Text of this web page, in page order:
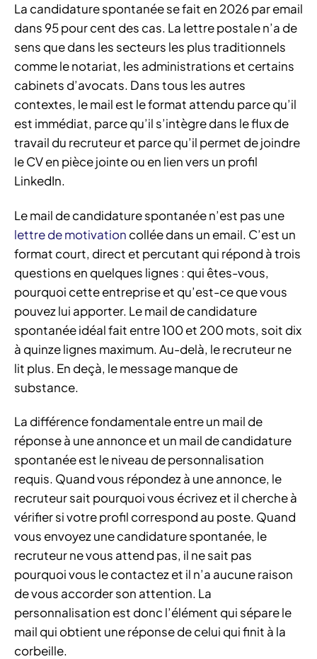
La candidature spontanée se fait en 2026 par email
dans 95 pour cent des cas. La lettre postale n’a de
sens que dans les secteurs les plus traditionnels
comme le notariat, les administrations et certains
cabinets d’avocats. Dans tous les autres
contextes, le mail est le format attendu parce qu’il
est immédiat, parce qu’il s’intègre dans le flux de
travail du recruteur et parce qu’il permet de joindre
le CV en pièce jointe ou en lien vers un profil
LinkedIn.
Le mail de candidature spontanée n’est pas une
lettre de motivation collée dans un email. C’est un
format court, direct et percutant qui répond à trois
questions en quelques lignes : qui êtes-vous,
pourquoi cette entreprise et qu’est-ce que vous
pouvez lui apporter. Le mail de candidature
spontanée idéal fait entre 100 et 200 mots, soit dix
à quinze lignes maximum. Au-delà, le recruteur ne
lit plus. En deçà, le message manque de
substance.
La différence fondamentale entre un mail de
réponse à une annonce et un mail de candidature
spontanée est le niveau de personnalisation
requis. Quand vous répondez à une annonce, le
recruteur sait pourquoi vous écrivez et il cherche à
vérifier si votre profil correspond au poste. Quand
vous envoyez une candidature spontanée, le
recruteur ne vous attend pas, il ne sait pas
pourquoi vous le contactez et il n’a aucune raison
de vous accorder son attention. La
personnalisation est donc l’élément qui sépare le
mail qui obtient une réponse de celui qui finit à la
corbeille.